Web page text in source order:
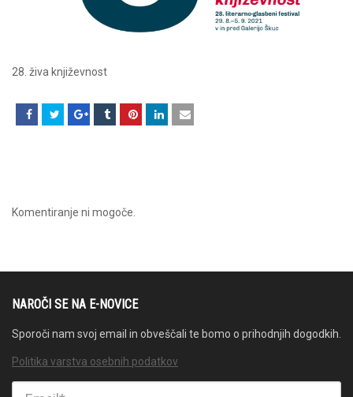
28. živa književnost
Komentiranje ni mogoče.
NAROČI SE NA E-NOVICE
Sporoči nam svoj email in obveščali te bomo o prihodnjih dogodkih.
Politika varstva osebnih podatkov